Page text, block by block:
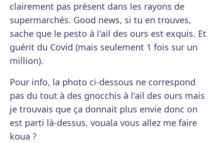
clairement pas présent dans les rayons de
supermarchés. Good news, si tu en trouves,
sache que le pesto à l'ail des ours est exquis. Et
guérit du Covid (mais seulement 1 fois sur un
million).
Pour info, la photo ci-dessous ne correspond
pas du tout à des gnocchis à l'ail des ours mais
je trouvais que ça donnait plus envie donc on
est parti là-dessus, vouala vous allez me faire
koua ?